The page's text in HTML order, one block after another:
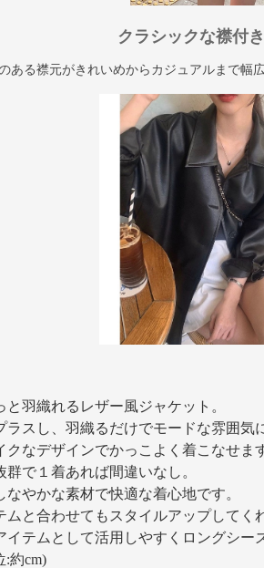
クラシックな襟付
ある襟元がきれいめからカジュアルまで幅
と羽織れるレザー風ジャケット。
ラスし、羽織るだけでモードな雰囲気
クなデザインでかっこよく着こなせま
群で１着あれば間違いなし。
なやかな素材で快適な着心地です。
ムと合わせてもスタイルアップしてく
イテムとして活用しやすくロングシー
:約cm)